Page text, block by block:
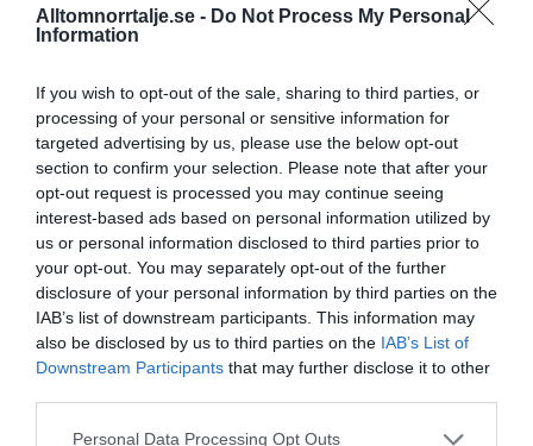
Alltomnorrtalje.se - Do Not Process My Personal
Information
If you wish to opt-out of the sale, sharing to third parties, or
processing of your personal or sensitive information for
targeted advertising by us, please use the below opt-out
section to confirm your selection. Please note that after your
opt-out request is processed you may continue seeing
interest-based ads based on personal information utilized by
us or personal information disclosed to third parties prior to
your opt-out. You may separately opt-out of the further
disclosure of your personal information by third parties on the
IAB’s list of downstream participants. This information may
also be disclosed by us to third parties on the IAB’s List of
Downstream Participants that may further disclose it to other
Personal Data Processing Opt Outs